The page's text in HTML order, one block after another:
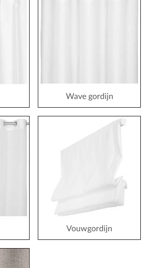
Wave gordijn
Vouwgordijn